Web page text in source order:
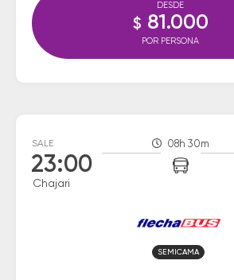
DESDE
$ 81.000
POR PERSONA
SALE
23:00
Chajari
08h 30m
SEMICAMA